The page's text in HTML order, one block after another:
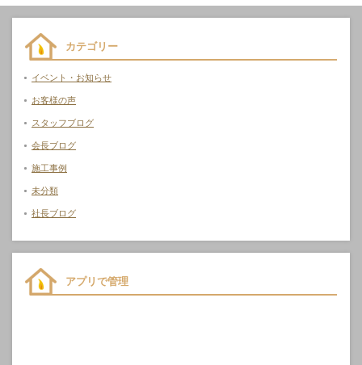
カテゴリー
イベント・お知らせ
お客様の声
スタッフブログ
会長ブログ
施工事例
未分類
社長ブログ
アプリで管理